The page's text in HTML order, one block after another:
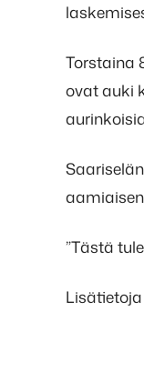
Torstaina
ovat auki
”Tästä